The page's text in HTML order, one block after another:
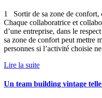
1 Sortir de sa zone de confort,
Chaque collaboratrice et
d’une entreprise, dans le
sa zone de confort peut mettre
personnes si l’activité choisie
Lire la suite
Un team building vintage